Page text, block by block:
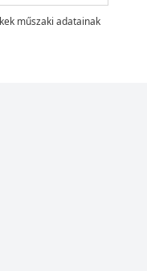
műszaki adatainak